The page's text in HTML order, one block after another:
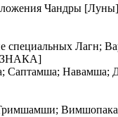
Чандры
специальных Лагн;
Саптaмша;